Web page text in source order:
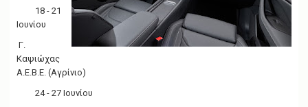
18 - 21
Ιουνίου
Γ.
Καψιώχας
Α.Ε.Β.Ε. (Αγρίνιο)
24 - 27 Ιουνίου